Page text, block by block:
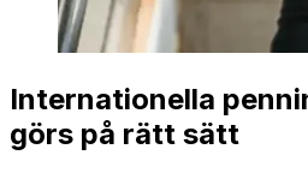
Internationella
görs på rätt sätt